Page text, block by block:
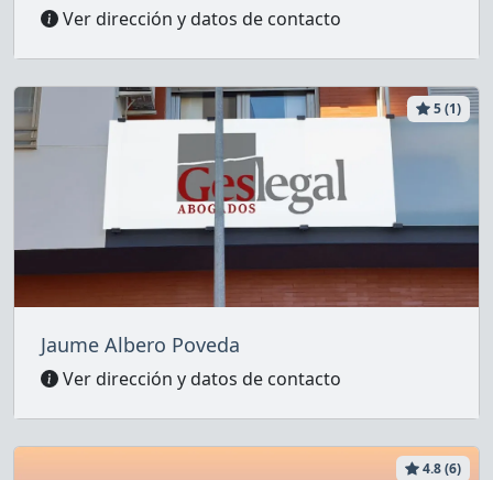
Ver dirección y datos de contacto
5 (1)
Jaume Albero Poveda
Ver dirección y datos de contacto
4.8 (6)